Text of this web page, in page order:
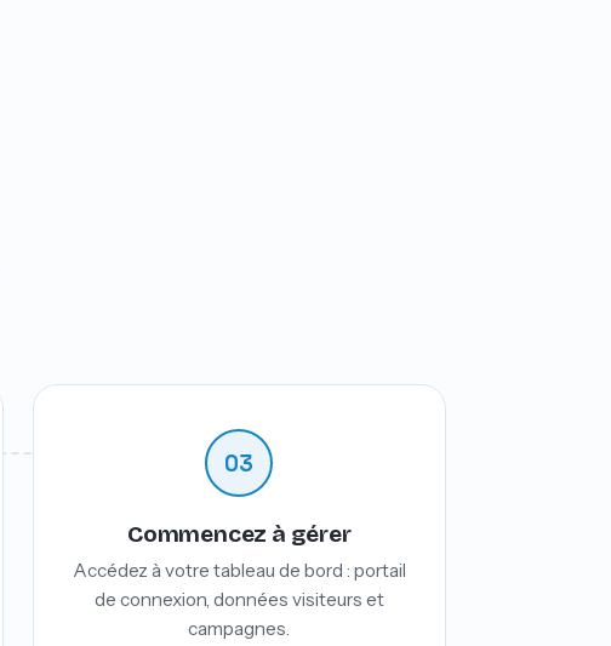
03
Commencez à gérer
Accédez à votre tableau de bord : portail
de connexion, données visiteurs et
campagnes.